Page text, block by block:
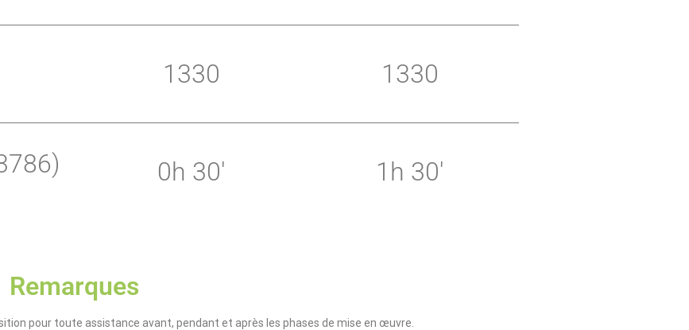
1330 1330
0h 30' 1h 30'
Remarques
pour toute assistance avant, pendant et après les phases de mise en œuvre.